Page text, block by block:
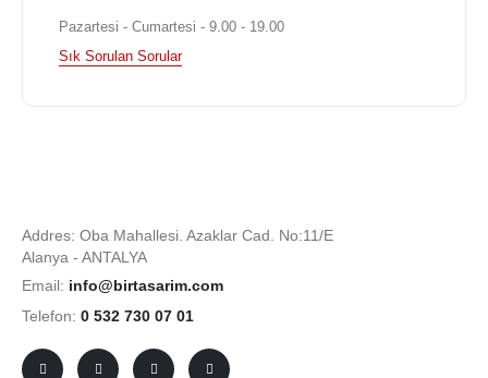
Pazartesi - Cumartesi - 9.00 - 19.00
Sık Sorulan Sorular
Addres: Oba Mahallesi. Azaklar Cad. No:11/E
Alanya - ANTALYA
Email: info@birtasarim.com
Telefon: 0 532 730 07 01